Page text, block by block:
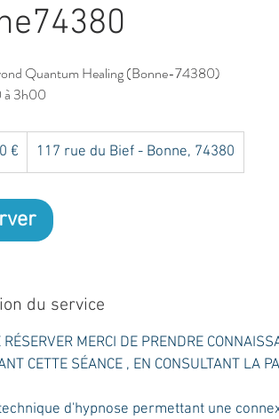
Quantum Healing (Bonne-74380)
à 3h00
€ 117 rue du Bief - Bonne, 74380
du service
MERCI DE PRENDRE
CETTE SÉANCE , EN CONSULTANT LA
d'hypnose permettant une